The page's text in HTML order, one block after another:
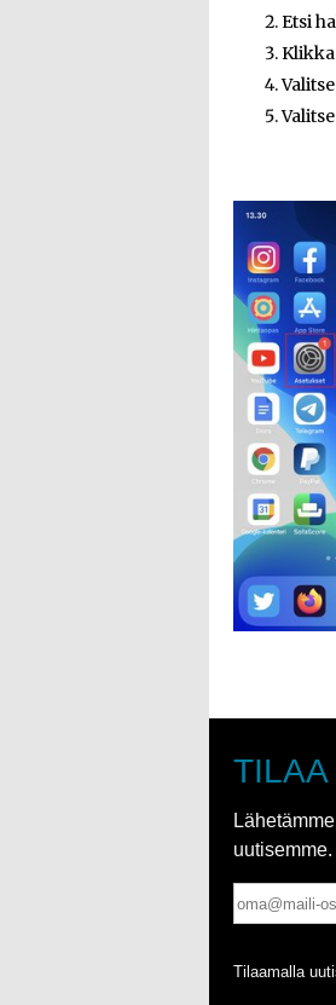
Etsi
Valitse
TILAA
uutisemme.
Tilaamalla